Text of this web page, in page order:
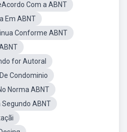
Com a ABNT
Em ABNT
Conforme ABNT
for Autoral
Condominio
Norma ABNT
ABNT